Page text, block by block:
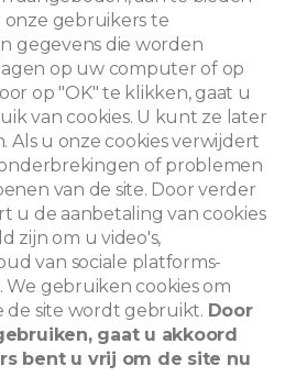
onze gebruikers te
gegevens die worden
op uw computer of op
op "OK" te klikken, gaat u
van cookies. U kunt ze later
Als u onze cookies verwijdert
of problemen
van de site. Door verder
u de aanbetaling van cookies
zijn om u video's,
van sociale platforms-
We gebruiken cookies om
de site wordt gebruikt. Door
gaat u akkoord
bent u vrij om de site nu